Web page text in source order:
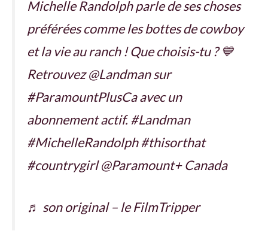
Michelle Randolph parle de ses choses
préférées comme les bottes de cowboy
et la vie au ranch ! Que choisis-tu ? 💙
Retrouvez @Landman sur
#ParamountPlusCa avec un
abonnement actif. #Landman
#MichelleRandolph #thisorthat
#countrygirl @Paramount+ Canada
♬ son original – le FilmTripper